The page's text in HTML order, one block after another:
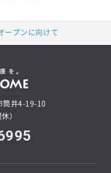
プンに向けて
筒井4-19-10
）